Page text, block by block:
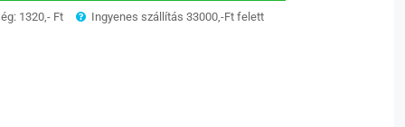
1320,- Ft Ingyenes szállítás 33000,-Ft felett